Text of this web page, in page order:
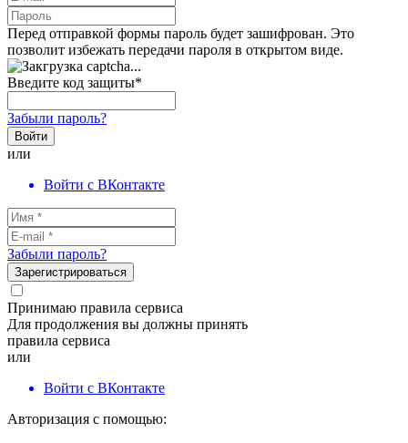
Перед отправкой формы пароль будет зашифрован. Это
позволит избежать передачи пароля в открытом виде.
Введите код защиты*
Забыли пароль?
Войти
или
Войти с ВКонтакте
Забыли пароль?
Зарегистрироваться
Принимаю правила сервиса
Для продолжения вы должны принять
правила сервиса
или
Войти с ВКонтакте
Авторизация с помощью: